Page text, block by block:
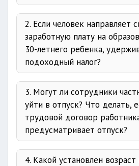
2. Если человек направляет
заработную плату на
30-летнего ребенка,
подоходный налог?
16
до 26
3. Могут ли сотрудники
уйти в отпуск? Что делать,
трудовой договор
предусматривает отпуск?
Ответ
4. Какой установлен